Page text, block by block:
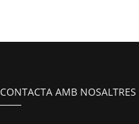
CONTACTA AMB NOSALTRES